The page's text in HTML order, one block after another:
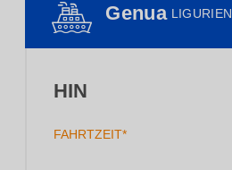
Genua LIGURIEN
HIN
FAHRTZEIT*